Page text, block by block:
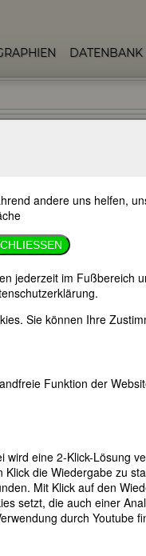
DATENBANK
teilen
Sie
und
den Tod.
andere uns helfen,
jederzeit im Fußbereich
Sie können Ihre
Funktion der
eine 2-Klick-Lösung
die Wiedergabe zu
Mit Klick auf den
setzt, die auch einer
durch Youtube